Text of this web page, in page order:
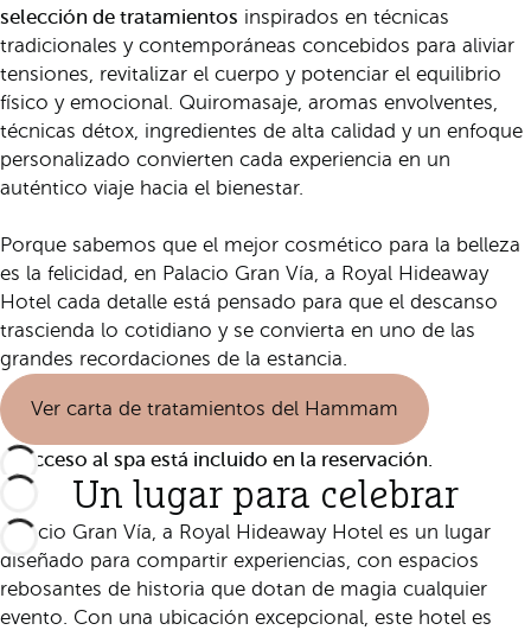
selección de tratamientos inspirados en técnicas
tradicionales y contemporáneas concebidos para aliviar
tensiones, revitalizar el cuerpo y potenciar el equilibrio
físico y emocional. Quiromasaje, aromas envolventes,
técnicas détox, ingredientes de alta calidad y un enfoque
personalizado convierten cada experiencia en un
auténtico viaje hacia el bienestar.
Porque sabemos que el mejor cosmético para la belleza
es la felicidad, en Palacio Gran Vía, a Royal Hideaway
Hotel cada detalle está pensado para que el descanso
trascienda lo cotidiano y se convierta en uno de las
grandes recordaciones de la estancia.
Ver carta de tratamientos del Hammam
El acceso al spa está incluido en la reservación.
Un lugar para celebrar
Palacio Gran Vía, a Royal Hideaway Hotel es un lugar
diseñado para compartir experiencias, con espacios
rebosantes de historia que dotan de magia cualquier
evento. Con una ubicación excepcional, este hotel es